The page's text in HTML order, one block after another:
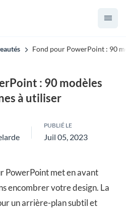
Fond pour PowerPoint : 90
: 90 modèles
à utiliser
PUBLIÉ LE
Juil 05, 2023
PowerPoint met en avant
encombrer votre design. La
un arrière-plan subtil et